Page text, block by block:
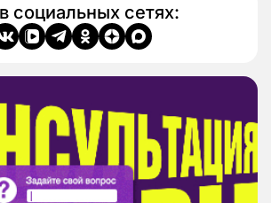
социальных сетях: